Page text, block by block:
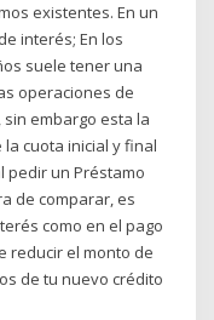
existentes. En un
interés; En los
suele tener una
operaciones de
embargo esta la
cuota inicial y final
pedir un Préstamo
de comparar, es
como en el pago
reducir el monto de
de tu nuevo crédito